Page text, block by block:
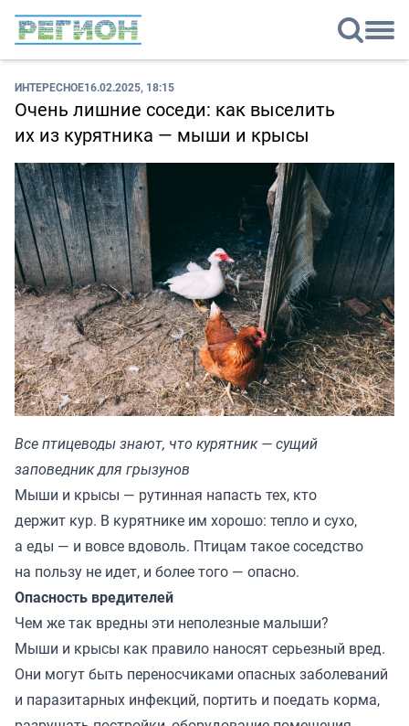
ИНТЕРЕСНОЕ16.02.2025, 18:15
Очень лишние соседи: как выселить
их из курятника — мыши и крысы
Все птицеводы знают, что курятник — сущий
заповедник для грызунов
Мыши и крысы — рутинная напасть тех, кто
держит кур. В курятнике им хорошо: тепло и сухо,
а еды — и вовсе вдоволь. Птицам такое соседство
на пользу не идет, и более того — опасно.
Опасность вредителей
Чем же так вредны эти неполезные малыши?
Мыши и крысы как правило наносят серьезный вред.
Они могут быть переносчиками опасных заболеваний
и паразитарных инфекций, портить и поедать корма,